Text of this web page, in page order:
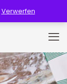
Verwerfen